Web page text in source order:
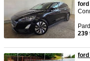
ford
239
ford